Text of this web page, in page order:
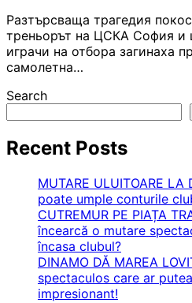
Разтърсваща трагедия
треньорът на ЦСКА София и
играчи на отбора загинаха
самолетна…
Search
Recent Posts
MUTARE ULUITOARE
poate umple conturile
CUTREMUR PE PIAȚA
încearcă o mutare
încasa clubul?
DINAMO DĂ MAREA
spectaculos care ar
impresionant!